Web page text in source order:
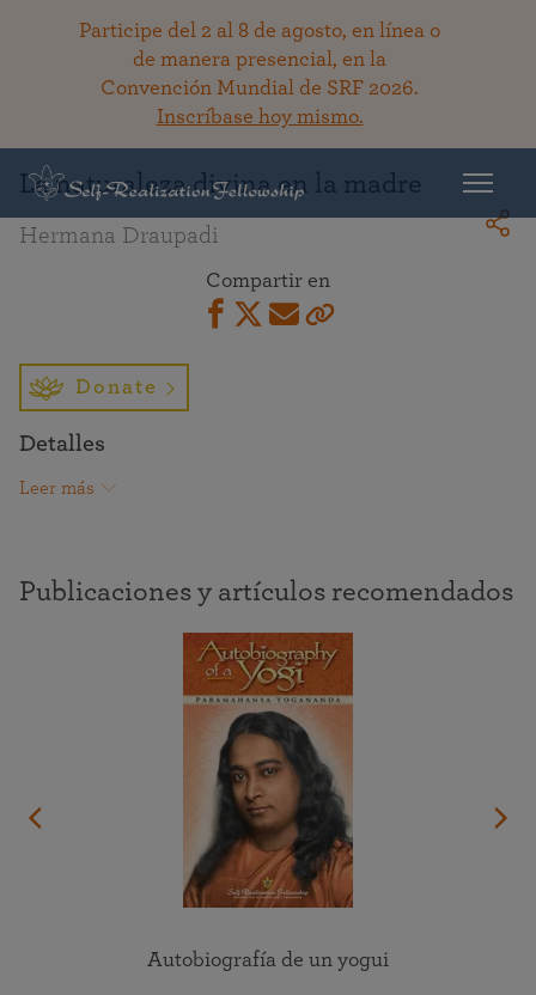
Participe del 2 al 8 de agosto, en línea o
de manera presencial, en la
Convención Mundial de SRF 2026.
Inscríbase hoy mismo.
Regresar a la bibioteca
La naturaleza divina en la madre
Hermana Draupadi
Compartir en
Donate
Detalles
Leer más
Publicaciones y artículos recomendados
Autobiografía de un yogui